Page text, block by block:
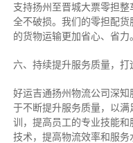
支持扬州至晋城大票零担
全不破损。我们的零担配
的货物运输更加省心、省力。
六、持续提升服务质量，打
好运吉通扬州物流公司深
于不断提升服务质量，以
训，提高员工的专业技能
技术，提高物流效率和服